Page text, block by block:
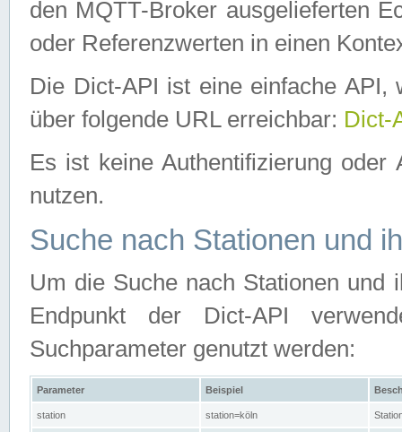
den MQTT-Broker ausgelieferten
oder Referenzwerten in einen
Die Dict-API ist eine einfache API,
über folgende URL erreichbar: Dict-
Es ist keine Authentifizierung
nutzen.
Suche nach Stationen und
Um die Suche nach Stationen und
Endpunkt der Dict-API
Suchparameter genutzt werden:
Parameter Beispiel
station station=köln